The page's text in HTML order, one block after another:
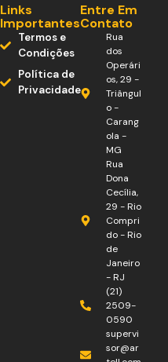
Links
Importantes
Termos e
Condições
Política de
Privacidade
Entre Em
Contato
Rua
dos
Operári
os, 29 -
Triângul
o -
Carang
ola -
MG
Rua
Dona
Cecília,
29 - Rio
Compri
do - Rio
de
Janeiro
- RJ
(21)
2509-
0590
supervi
sor@ar